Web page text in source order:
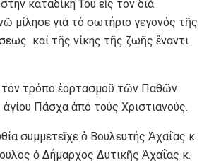
καταδίκη Του εἰς τόν διά
μίλησε γιά τό σωτήριο γεγονός τῆς
καί τῆς νίκης τῆς ζωῆς ἒναντι
τόν τρόπο ἑορτασμοῦ τῶν Παθῶν
ἁγίου Πάσχα ἀπό τούς Χριστιανούς.
συμμετεῖχε ὁ Βουλευτής Ἀχαΐας κ.
ὁ Δήμαρχος Δυτικῆς Ἀχαΐας κ.